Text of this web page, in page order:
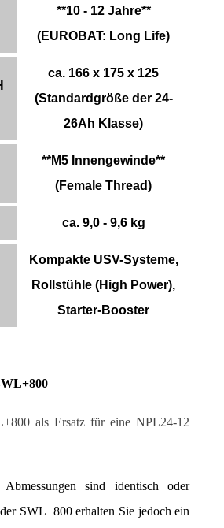
**10 - 12 Jahre**
(EUROBAT: Long Life)
ca. 166 x 175 x 125
(Standardgröße der 24-
26Ah Klasse)
**M5 Innengewinde**
(Female Thread)
ca. 9,0 - 9,6 kg
Kompakte USV-Systeme,
Rollstühle (High Power),
Starter-Booster
als Ersatz für eine NPL24-12
sind identisch oder
SWL+800 erhalten Sie jedoch ein